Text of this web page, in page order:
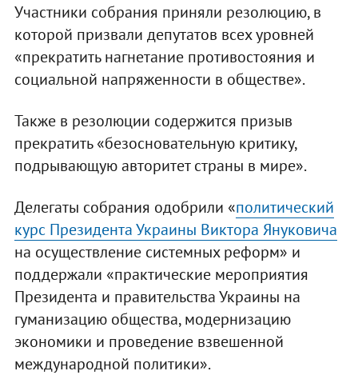
Участники собрания приняли резолюцию, в
которой призвали депутатов всех уровней
«прекратить нагнетание противостояния и
социальной напряженности в обществе».
Также в резолюции содержится призыв
прекратить «безосновательную критику,
подрывающую авторитет страны в мире».
Делегаты собрания одобрили «политический
курс Президента Украины Виктора Януковича
на осуществление системных реформ» и
поддержали «практические мероприятия
Президента и правительства Украины на
гуманизацию общества, модернизацию
экономики и проведение взвешенной
международной политики».